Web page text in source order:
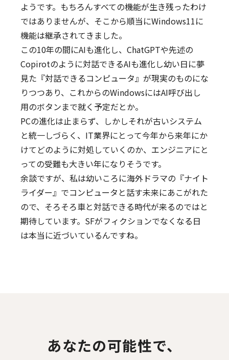
ようです。もちろんすべての機能が生き残ったわけ
ではありませんが、そこから順当にWindows11に
機能は継承されてきました。
この10年の間にAIも進化し、ChatGPTや先述の
Copirotのように対話できるAIも進化し幼い日に夢
見た『対話できるコンピュータ』が現実のものにな
りつつあり、これからのWindowsにはAI呼び出し
用のボタンまで就く予定だとか。
PCの進化は止まらず、しかしそれが古いシステム
と統一しづらく、IT業界にとって今年から来年にか
けてどのように対処していくのか、エンジニアにと
っての受難も大きい年になりそうです。
余談ですが、私は幼いころに海外ドラマの『ナイト
ライダー』でコンピュータと話す未来にあこがれた
ので、そろそろ車と対話できる時代が来るのではと
期待しています。SFがフィクションでなくなる日
は本当に近づいているんですね。
あなたの可能性で、